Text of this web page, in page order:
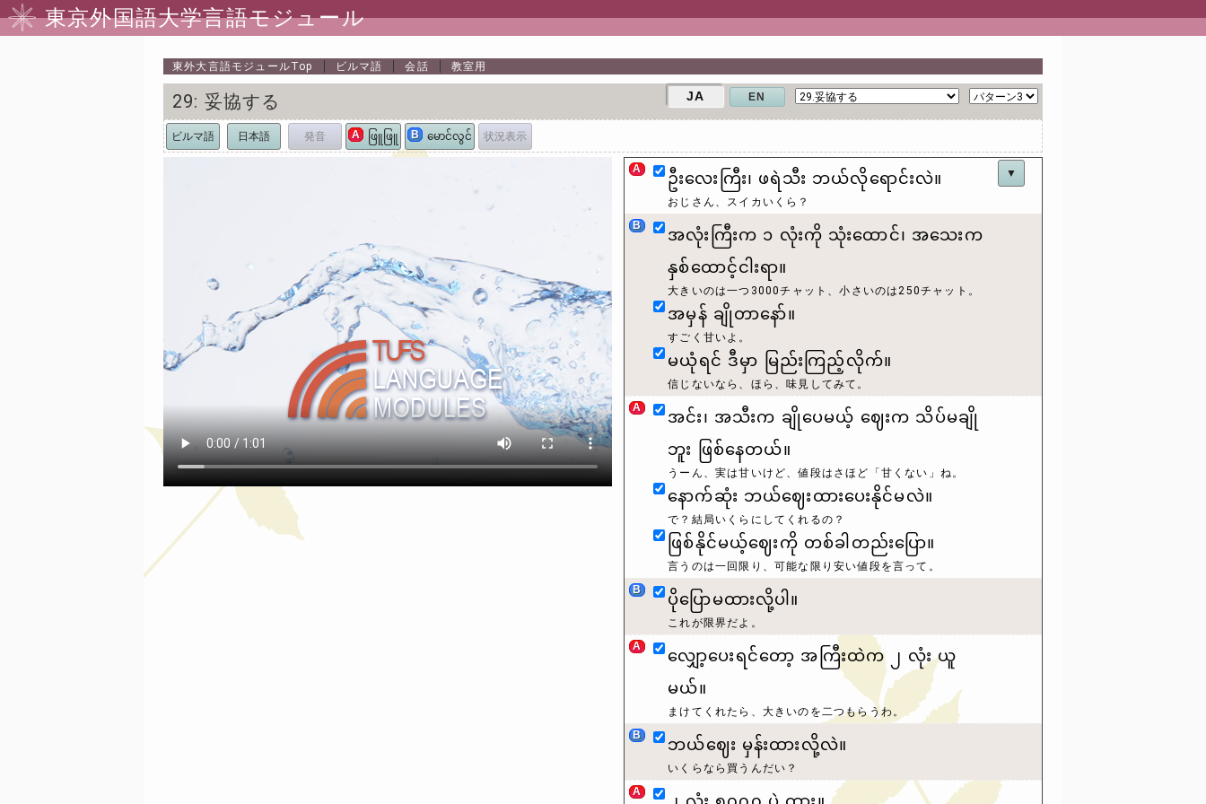
東京外国語大学言語モジュール
東外大言語モジュールTop ビルマ語 会話 教室用
29: 妥協する JA EN
状況表示
ビルマ語 日本語 発音 A ဖြူဖြူ B မောင်လွင်
▼
A
ဦးလေးကြီး၊ ဖရဲသီး ဘယ်လိုရောင်းလဲ။
おじさん、スイカいくら？
B
အလုံးကြီးက ၁ လုံးကို သုံးထောင်၊ အသေးက
နှစ်ထောင့်ငါးရာ။
大きいのは一つ3000チャット、小さいのは250チャット。
အမှန် ချိုတာနော်။
すごく甘いよ。
မယုံရင် ဒီမှာ မြည်းကြည့်လိုက်။
信じないなら、ほら、味見してみて。
A
အင်း၊ အသီးက ချိုပေမယ့် ဈေးက သိပ်မချို
ဘူး ဖြစ်နေတယ်။
うーん、実は甘いけど、値段はさほど「甘くない」ね。
နောက်ဆုံး ဘယ်ဈေးထားပေးနိုင်မလဲ။
で？結局いくらにしてくれるの？
ဖြစ်နိုင်မယ့်ဈေးကို တစ်ခါတည်းပြော။
言うのは一回限り、可能な限り安い値段を言って。
B
ပိုပြောမထားလို့ပါ။
これが限界だよ。
A
လျှော့ပေးရင်တော့ အကြီးထဲက ၂ လုံး ယူ
မယ်။
まけてくれたら、大きいのを二つもらうわ。
B
ဘယ်ဈေး မှန်းထားလို့လဲ။
いくらなら買うんだい？
A